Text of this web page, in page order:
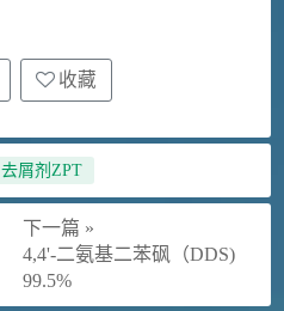
收藏
去屑剂ZPT
下一篇 »
4,4'-二氨基二苯砜（DDS)
99.5%